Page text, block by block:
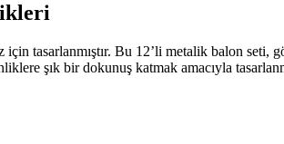
için tasarlanmıştır. Bu 12’li metalik balon
şık bir dokunuş katmak amacıyla